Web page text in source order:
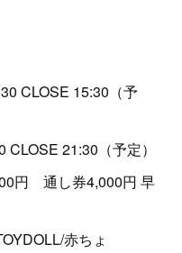
CLOSE 15:30（予
21:30（予定）
円 通し券4,000円 早
赤ちょ